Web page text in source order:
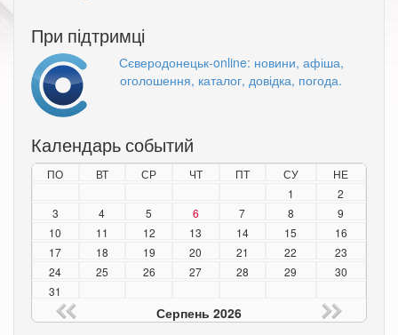
При підтримці
Сєверодонецьк-online: новини, афіша,
оголошення, каталог, довідка, погода.
Календарь событий
ПО ВТ СР ЧТ ПТ СУ
НЕ
1
2
3
4 5 6 7 8
9
10
11 12 13 14 15
16
17
18 19 20 21 22
23
24
25 26 27 28 29
30
31
Серпень 2026